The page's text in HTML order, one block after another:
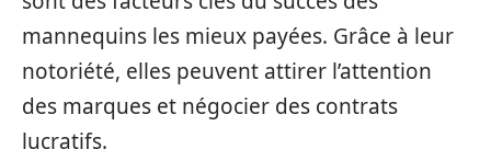
mannequins les mieux payées. Grâce à leur
notoriété, elles peuvent attirer l’attention
des marques et négocier des contrats
lucratifs.